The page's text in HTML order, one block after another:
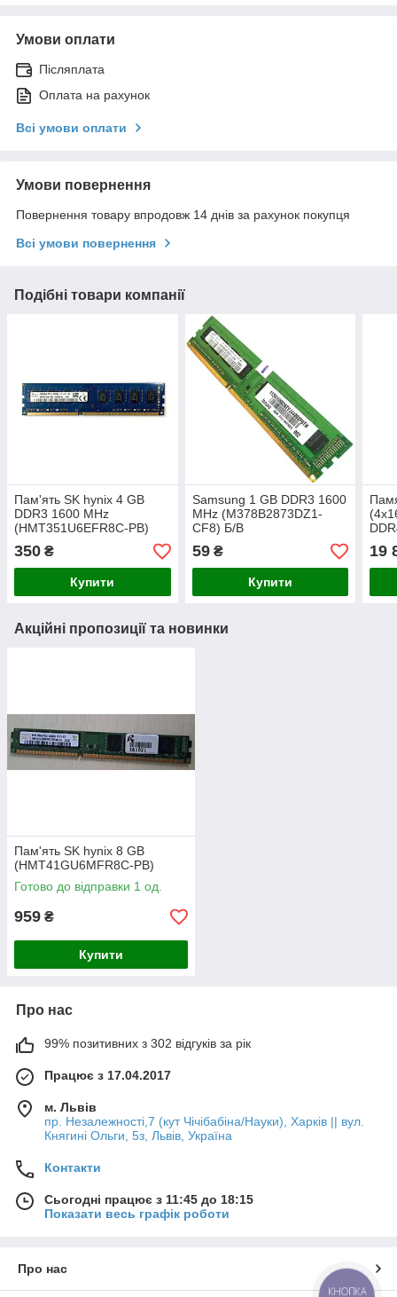
Умови оплати
Післяплата
Оплата на рахунок
Всі умови оплати
Умови повернення
Повернення товару впродовж 14 днів за рахунок покупця
Всі умови повернення
Подібні товари компанії
Пам'ять SK hynix 4 GB
DDR3 1600 MHz
(HMT351U6EFR8C-PB)
350 ₴
Купити
Samsung 1 GB DDR3 1600
MHz (M378B2873DZ1-
CF8) Б/В
59₴
Купити
19
Акційні пропозиції та новинки
Пам'ять SK hynix 8 GB
(HMT41GU6MFR8C-PB)
Готово до відправки 1 од.
959 ₴
Купити
Про нас
99% позитивних з 302 відгуків за рік
Працює з 17.04.2017
м. Львів
пр. Незалежності,7 (кут Чічібабіна/Науки), Харків || вул.
Княгині Ольги, 5з, Львів, Україна
Контакти
Сьогодні працює з 11:45 до 18:15
Показати весь графік роботи
Про нас
КНОПКА